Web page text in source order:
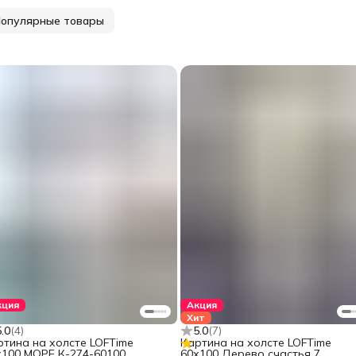
товары
(4)
на холсте LOFTime
Акция
Хит
5.0(7)
Картина на холсте LOFTime